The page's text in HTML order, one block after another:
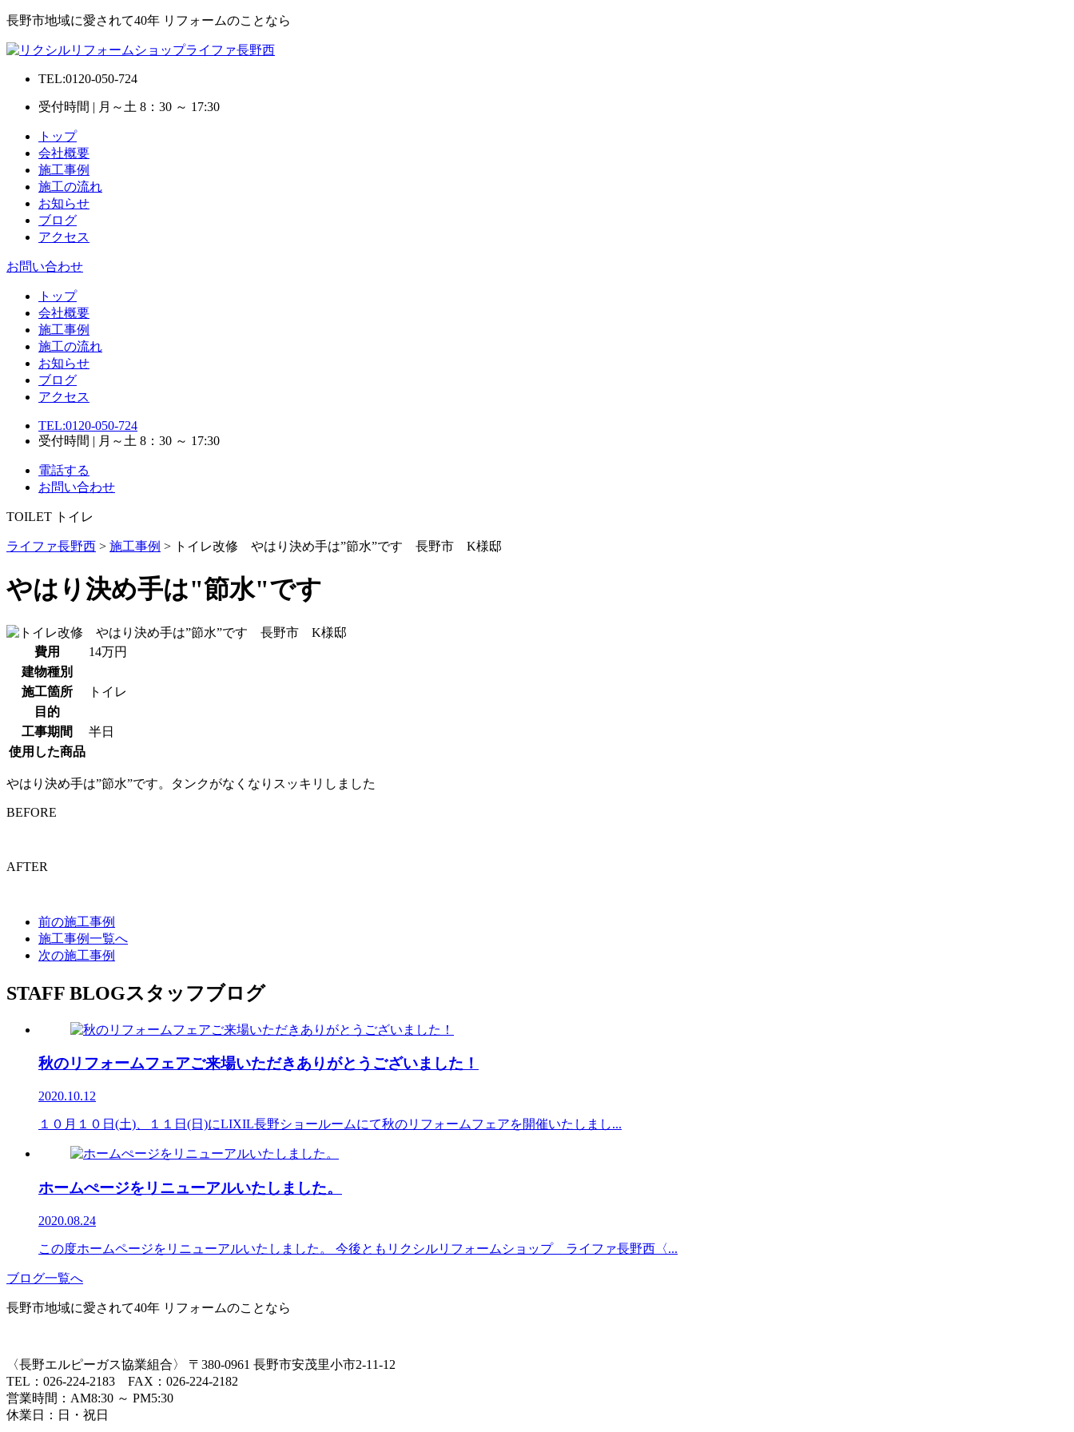
長野市地域に愛されて40年 リフォームのことなら
TEL:0120-050-724
受付時間 | 月～土 8：30 ～ 17:30
トップ
会社概要
施工事例
施工の流れ
お知らせ
ブログ
アクセス
お問い合わせ
トップ
会社概要
施工事例
施工の流れ
お知らせ
ブログ
アクセス
TEL:0120-050-724
受付時間 | 月～土 8：30 ～ 17:30
電話する
お問い合わせ
TOILET トイレ
ライファ長野西 > 施工事例 > トイレ改修 やはり決め手は”節水”です 長野市 K様邸
やはり決め手は"節水"です
費用
14万円
建物種別
施工箇所
トイレ
目的
工事期間
半日
使用した商品
やはり決め手は”節水”です。タンクがなくなりスッキリしました
BEFORE
AFTER
前の施工事例
施工事例一覧へ
次の施工事例
STAFF BLOGスタッフブログ
秋のリフォームフェアご来場いただきありがとうございました！
2020.10.12
１０月１０日(土)、１１日(日)にLIXIL長野ショールームにて秋のリフォームフェアを開催いたしまし...
ホームぺージをリニューアルいたしました。
2020.08.24
この度ホームページをリニューアルいたしました。 今後ともリクシルリフォームショップ ライファ長野西〈...
ブログ一覧へ
長野市地域に愛されて40年 リフォームのことなら
〈長野エルピーガス協業組合〉
〒380-0961 長野市安茂里小市2-11-12
TEL：026-224-2183 FAX：026-224-2182
営業時間：AM8:30 ～ PM5:30
休業日：日・祝日